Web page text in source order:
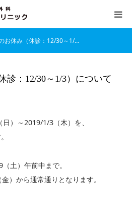
お休み（休診：12/30～1/…
診：12/30～1/3）について
）～2019/1/3（木）を、
土）午前中まで。
）から通常通りとなります。